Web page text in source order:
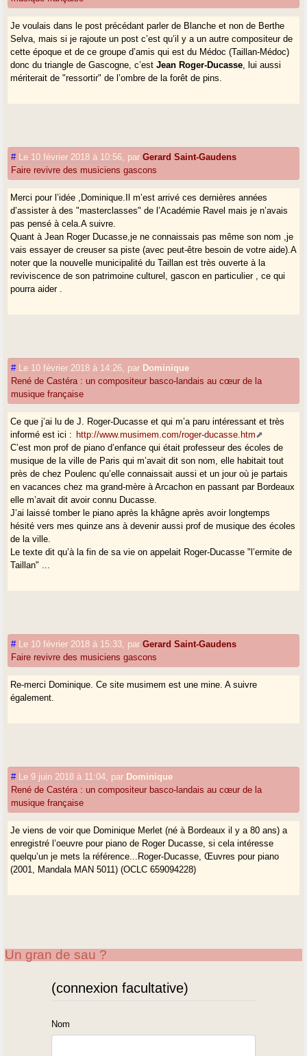
Je voulais dans le post précédant parler de Blanche et non de Berthe
Selva, mais si je rajoute un post c’est qu’il y a un autre compositeur de
cette époque et de ce groupe d’amis qui est du Médoc (Taillan-Médoc)
donc du triangle de Gascogne, c’est Jean Roger-Ducasse , lui aussi
mériterait de "ressortir" de l’ombre de la forêt de pins.
# Le 10 février 2018 à 10:56 parGerard Saint-Gaudens
Faire revivre des musiciens gascons
Merci pour l’idée ,Dominique.Il m’est arrivé ces dernières années
d’assister à des "masterclasses" de l’Académie Ravel mais je n’avais
pas pensé à cela.A suivre.
Quant à Jean Roger Ducasse,je ne connaissais pas même son nom ,je
vais essayer de creuser sa piste (avec peut-être besoin de votre aide).A
noter que la nouvelle municipalité du Taillan est très ouverte à la
reviviscence de son patrimoine culturel, gascon en particulier , ce qui
pourra aider .
# Le 10 février 2018 à 14:26 par Dominique
René de Castéra : un compositeur basco-landais au cœur de la
musique française
Ce que j’ai lu de J. Roger-Ducasse et qui m’a paru intéressant et très
informé est ici : http://www.musimem.com/roger-ducasse.htm
C’est mon prof de piano d’enfance qui était professeur des écoles de
musique de la ville de Paris qui m’avait dit son nom, elle habitait tout
près de chez Poulenc qu’elle connaissait aussi et un jour où je partais
en vacances chez ma grand-mère à Arcachon en passant par Bordeaux
elle m’avait dit avoir connu Ducasse.
J’ai laissé tomber le piano après la khâgne après avoir longtemps
hésité vers mes quinze ans à devenir aussi prof de musique des écoles
de la ville.
Le texte dit qu’à la fin de sa vie on appelait Roger-Ducasse "l’ermite de
Taillan" ...
# Le 10 février 2018 à 15:33 parGerard Saint-Gaudens
Faire revivre des musiciens gascons
Re-merci Dominique. Ce site musimem est une mine. A suivre
également.
# Le 9 juin 2018 à 11:04 par Dominique
René de Castéra : un compositeur basco-landais au cœur de la
musique française
Je viens de voir que Dominique Merlet (né à Bordeaux il y a 80 ans) a
enregistré l’oeuvre pour piano de Roger Ducasse, si cela intéresse
quelqu’un je mets la référence...Roger-Ducasse, Œuvres pour piano
(2001, Mandala MAN 5011) (OCLC 659094228)
Un gran de sau ?
(connexion facultative)
Nom